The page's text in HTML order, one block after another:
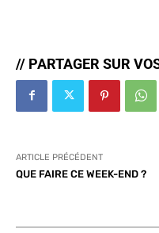
// PARTAGER SUR
ARTICLE PRÉCÉDENT
QUE FAIRE CE WEEK-END ?